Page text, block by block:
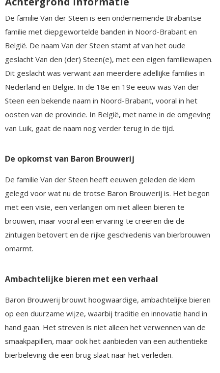
De familie Van der Steen is een ondernemende Brabantse
familie met diepgewortelde banden in Noord-Brabant en
België. De naam Van der Steen stamt af van het oude
geslacht Van den (der) Steen(e), met een eigen familiewapen.
Dit geslacht was verwant aan meerdere adellijke families in
Nederland en België. In de 18e en 19e eeuw was Van der
Steen een bekende naam in Noord-Brabant, vooral in het
oosten van de provincie. In België, met name in de omgeving
van Luik, gaat de naam nog verder terug in de tijd.
De opkomst van Baron Brouwerij
De familie Van der Steen heeft eeuwen geleden de kiem
gelegd voor wat nu de trotse Baron Brouwerij is. Het begon
met een visie, een verlangen om niet alleen bieren te
brouwen, maar vooral een ervaring te creëren die de
zintuigen betovert en de rijke geschiedenis van bierbrouwen
omarmt.
Ambachtelijke bieren met een verhaal
Baron Brouwerij brouwt hoogwaardige, ambachtelijke bieren
op een duurzame wijze, waarbij traditie en innovatie hand in
hand gaan. Het streven is niet alleen het verwennen van de
smaakpapillen, maar ook het aanbieden van een authentieke
bierbeleving die een brug slaat naar het verleden.